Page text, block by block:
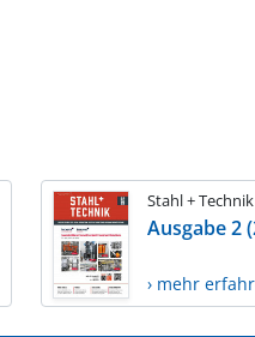
Stahl + Technik
Ausgabe 2
› mehr